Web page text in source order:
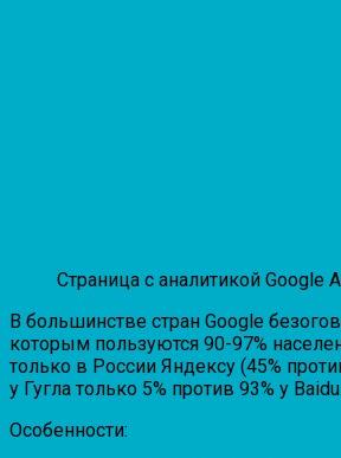
Страница с аналитикой Google
В большинстве стран Google
которым пользуются 90-97%
только в России Яндексу (45%
у Гугла только 5% против 93% у Baidu.
Особенности: